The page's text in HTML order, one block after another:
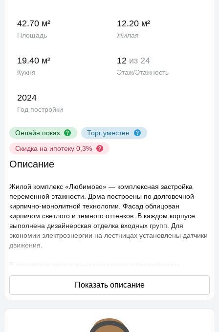
Онлайн показ
Торг уместен
Скидка на ипотеку 0,3%
42.70 м²
Площадь
12.20 м²
Жилая
19.40 м²
Кухня
12 из 24
Этаж/Этажность
2024
Год постройки
Описание
Жилой комплекс «Любимово» — комплексная застройка
переменной этажности. Дома построены по долговечной
кирпично-монолитной технологии. Фасад облицован
кирпичом светлого и темного оттенков. В каждом корпусе
выполнена дизайнерская отделка входных групп. Для
экономии электроэнергии на лестницах установлены датчики
движения.
В комплексе предложено множество планировочных
решений: в наличии квартиры, как классического типа, так и
европланировки. Они сдаются с подчистовой отделкой,
высота потолков составляет 2,75 метра. В квартирах